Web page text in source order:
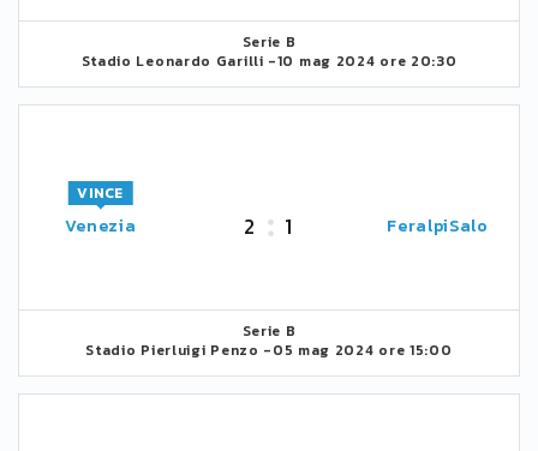
Serie B
Stadio Leonardo Garilli -10 mag 2024 ore 20:30
Venezia
VINCE
2 1 FeralpiSalo
Serie B
Stadio Pierluigi Penzo -05 mag 2024 ore 15:00